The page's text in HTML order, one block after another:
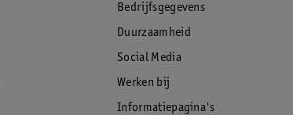
Bedrijfsgegevens
Duurzaamheid
Social Media
Werken bij
Informatiepagina's